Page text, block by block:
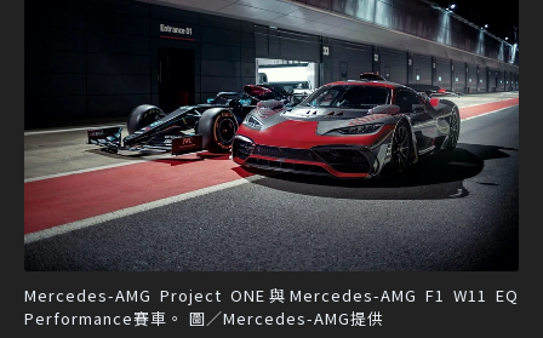
Mercedes-AMG Project ONE與Mercedes-AMG F1 W11 EQ
Performance賽車。 圖／Mercedes-AMG提供